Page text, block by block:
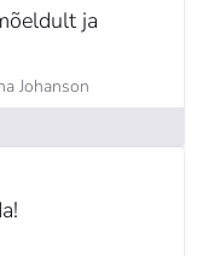
ja
Johanson